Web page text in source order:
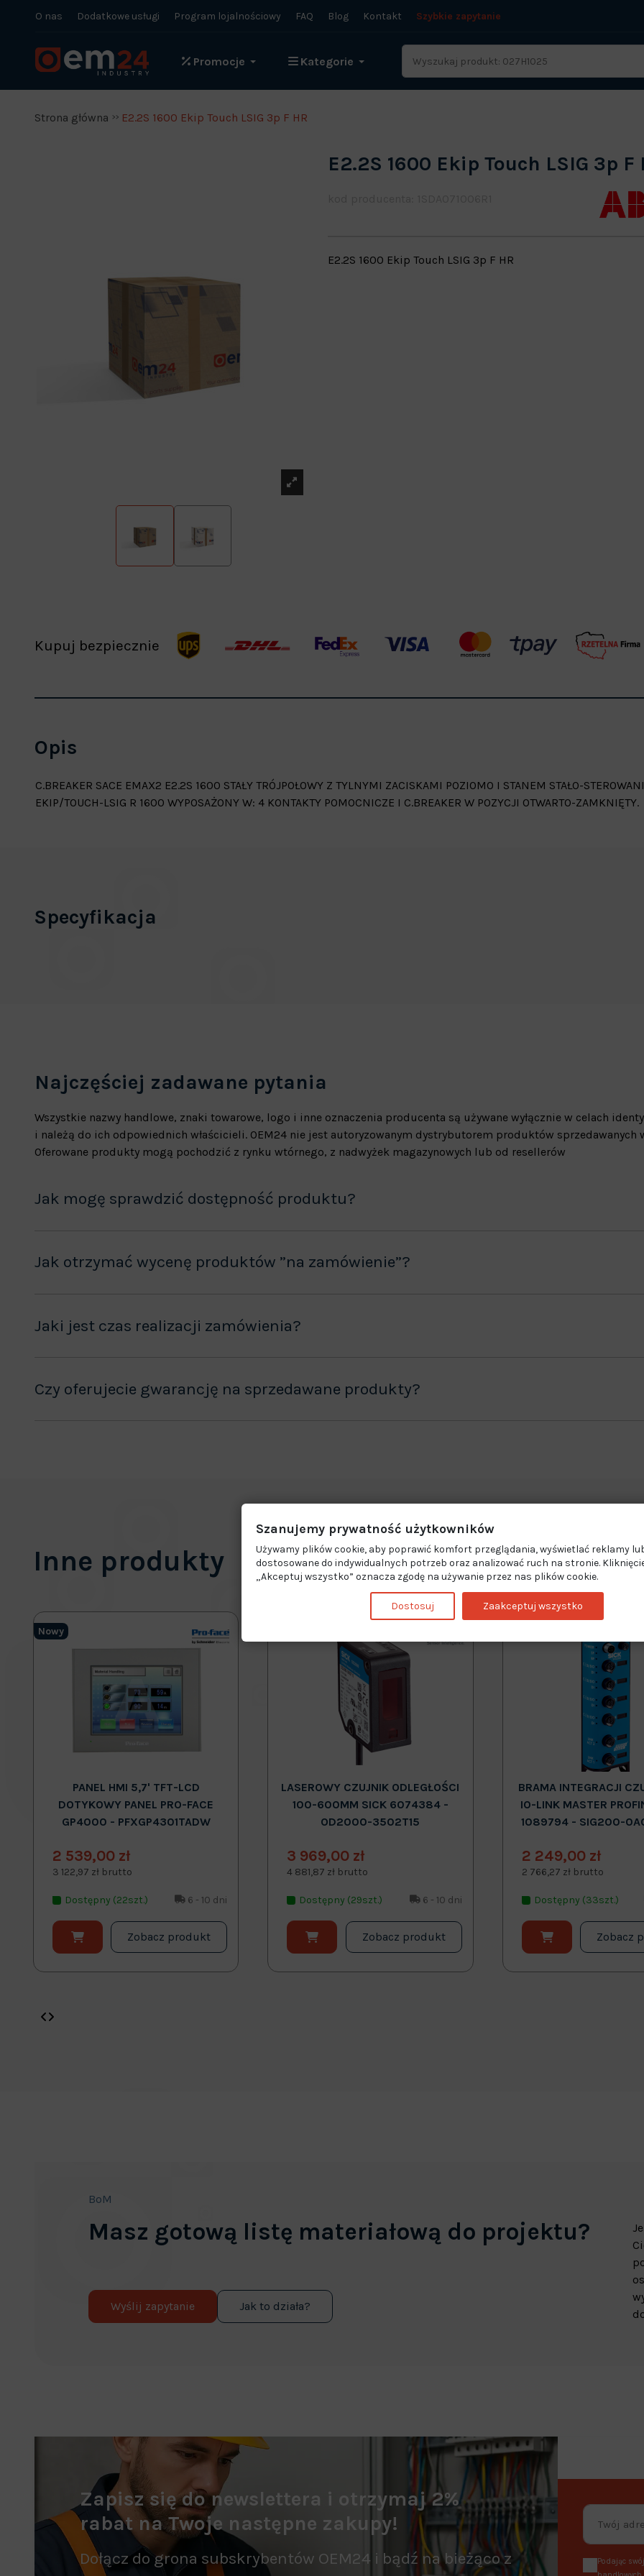
O nas Dodatkowe usługi Program lojalnościowy FAQ Blog Kontakt Szybkie zapytanie
Promocje Kategorie
Strona główna E2.2S 1600 Ekip Touch LSIG 3p F HR
E2.2S 1600 Ekip Touch LSIG 3p F
E2.2S 1600 Ekip Touch LSIG 3p F HR
Kupuj bezpiecznie
Opis
C.BREAKER SACE EMAX2 E2.2S 1600 STAŁY TRÓJPOŁOWY Z TYLNYMI ZACISKAMI POZIOMO I STANEM STAŁO-
EKIP/TOUCH-LSIG R 1600 WYPOSAŻONY W: 4 KONTAKTY POMOCNICZE I C.BREAKER W POZYCJI OTWARTO-ZAMKNIĘTY.
Specyfikacja
Najczęściej zadawane pytania
Wszystkie nazwy handlowe, znaki towarowe, logo i inne oznaczenia producenta są używane wyłącznie w celach
i należą do ich odpowiednich właścicieli. OEM24 nie jest autoryzowanym dystrybutorem produktów sprzedawanych
Oferowane produkty mogą pochodzić z rynku wtórnego, z nadwyżek magazynowych lub od resellerów
Jak mogę sprawdzić dostępność produktu?
Jak otrzymać wycenę produktów ”na zamówienie”?
Jaki jest czas realizacji zamówienia?
Czy oferujecie gwarancję na sprzedawane produkty?
Inne produkty
Nowy
PANEL HMI 5,7' TFT-LCD
DOTYKOWY PANEL PRO-FACE
GP4000 - PFXGP4301TADW
2 539,00 zł
3 122,97 zł brutto
Dostępny (22szt.) 6 - 10 dni
Zobacz produkt
LASEROWY CZUJNIK ODLEGŁOŚCI
100-600MM SICK 6074384 -
OD2000-3502T15
3 969,00 zł
4 881,87 zł brutto
Dostępny (29szt.) 6 - 10 dni
Zobacz produkt
BRAMA INTEGRACJI
IO-LINK MASTER
1089794 - SIG200-
2 249,00 zł
2 766,27 zł brutto
Dostępny (33szt.)
Zobacz
BoM
Masz gotową listę materiałową do projektu?
Wyślij zapytanie Jak to działa?
Zapisz się do newslettera i otrzymaj 2%
rabat na Twoje następne zakupy!
Dołącz do grona subskrybentów OEM24 i bądź na bieżąco z
Podając
Szanujemy prywatność użytkowników
Używamy plików cookie, aby poprawić komfort przeglądania, wyświetlać reklamy
dostosowane do indywidualnych potrzeb oraz analizować ruch na stronie.
„Akceptuj wszystko” oznacza zgodę na używanie przez nas plików cookie.
Dostosuj Zaakceptuj wszystko